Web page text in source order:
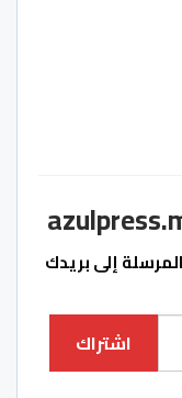
إلى بريدك
اشتراك